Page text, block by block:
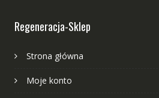
Regeneracja-Sklep
Strona główna
Moje konto